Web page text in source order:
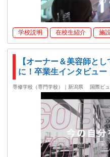
学校説明 在校生紹介 施
【オーナー＆美容師と
に！卒業生インタビュー
専修学校（専門学校）｜新潟県 国際ビ